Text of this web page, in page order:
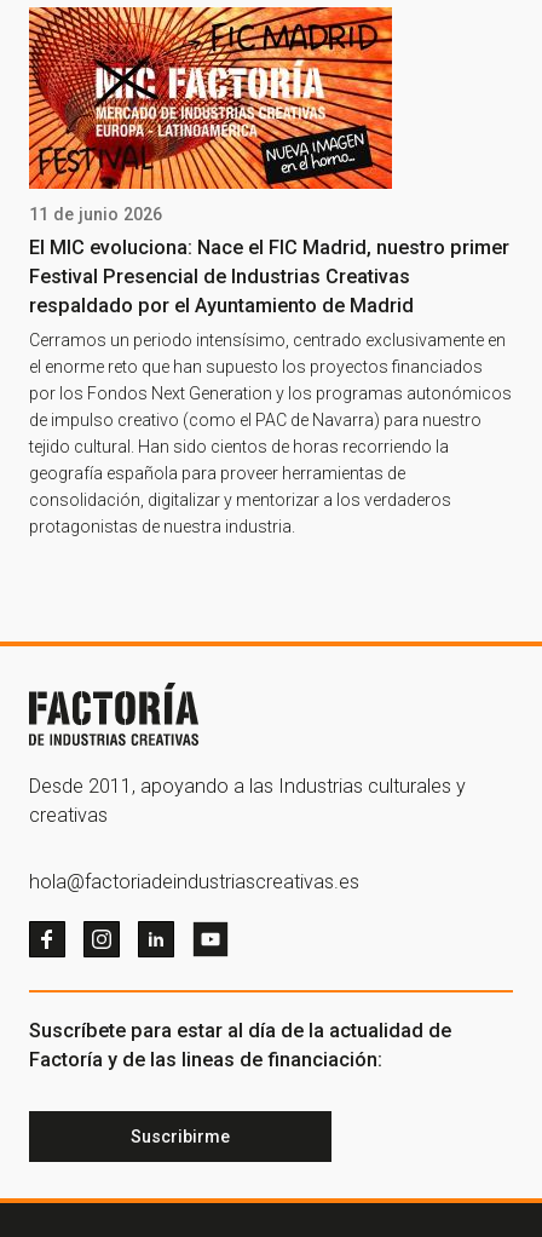
11 de junio 2026
El MIC evoluciona: Nace el FIC Madrid, nuestro primer
Festival Presencial de Industrias Creativas
respaldado por el Ayuntamiento de Madrid
Cerramos un periodo intensísimo, centrado exclusivamente en
el enorme reto que han supuesto los proyectos financiados
por los Fondos Next Generation y los programas autonómicos
de impulso creativo (como el PAC de Navarra) para nuestro
tejido cultural. Han sido cientos de horas recorriendo la
geografía española para proveer herramientas de
consolidación, digitalizar y mentorizar a los verdaderos
protagonistas de nuestra industria.
Desde 2011, apoyando a las Industrias culturales y
creativas
hola@factoriadeindustriascreativas.es
Suscríbete para estar al día de la actualidad de
Factoría y de las lineas de financiación:
Suscribirme